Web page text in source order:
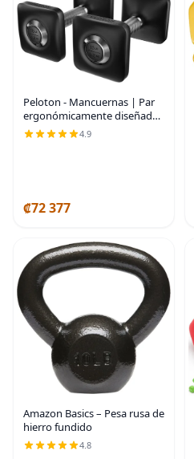
Peloton - Mancuernas | Par
ergonómicamente diseñado
de pesas de hierro fundido
con revestimiento de
4.9
₡72 377
Amazon Basics – Pesa rusa de
hierro fundido
4.8